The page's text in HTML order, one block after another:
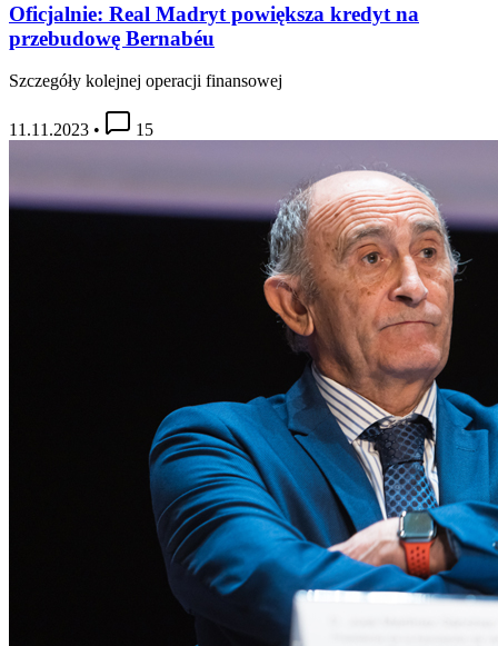
Oficjalnie: Real Madryt powiększa kredyt na
przebudowę Bernabéu
Szczegóły kolejnej operacji finansowej
11.11.2023 • 15